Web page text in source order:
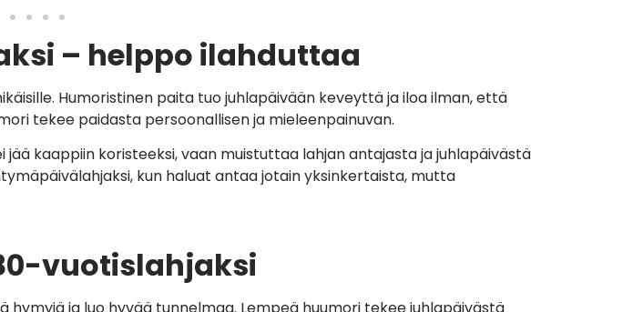
– helppo ilahduttaa
Humoristinen paita tuo juhlapäivään keveyttä ja iloa ilman, että
tekee paidasta persoonallisen ja mieleenpainuvan.
kaappiin koristeeksi, vaan muistuttaa lahjan antajasta ja juhlapäivästä
kun haluat antaa jotain yksinkertaista, mutta
vuotislahjaksi
ja luo hyvää tunnelmaa. Lempeä huumori tekee juhlapäivästä